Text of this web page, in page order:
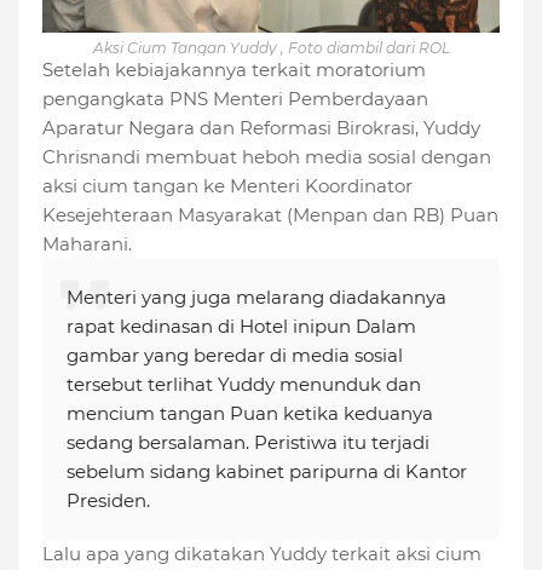
Aksi Cium Tangan Yuddy , Foto diambil dari ROL
Setelah kebiajakannya terkait moratorium
pengangkata PNS Menteri Pemberdayaan
Aparatur Negara dan Reformasi Birokrasi, Yuddy
Chrisnandi membuat heboh media sosial dengan
aksi cium tangan ke Menteri Koordinator
Kesejehteraan Masyarakat (Menpan dan RB) Puan
Maharani.
Menteri yang juga melarang diadakannya
rapat kedinasan di Hotel inipun Dalam
gambar yang beredar di media sosial
tersebut terlihat Yuddy menunduk dan
mencium tangan Puan ketika keduanya
sedang bersalaman. Peristiwa itu terjadi
sebelum sidang kabinet paripurna di Kantor
Presiden.
Lalu apa yang dikatakan Yuddy terkait aksi cium